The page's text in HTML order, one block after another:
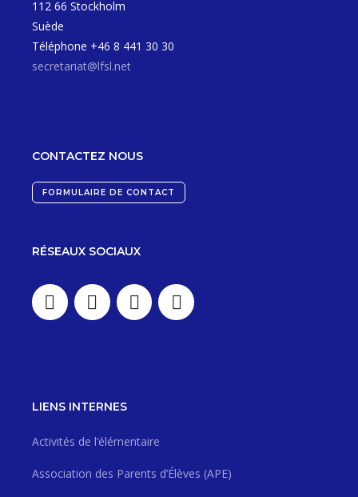
112 66 Stockholm
Suède
Téléphone +46 8 441 30 30
secretariat@lfsl.net
CONTACTEZ NOUS
FORMULAIRE DE CONTACT
RÉSEAUX SOCIAUX
LIENS INTERNES
Activités de l’élémentaire
Association des Parents d’Élèves (APE)